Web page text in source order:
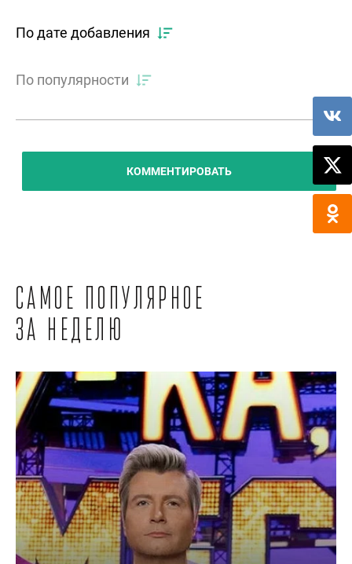
По дате добавления
По популярности
КОММЕНТИРОВАТЬ
Самое популярное
за неделю